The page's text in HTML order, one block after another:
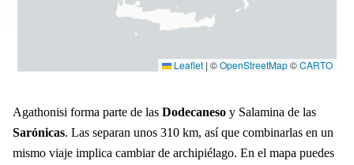
Leaflet | ©OpenStreetMap©CARTO
Agathonisi forma parte de las Dodecaneso y Salamina de las
Sarónicas. Las separan unos 310 km, así que combinarlas en un
mismo viaje implica cambiar de archipiélago. En el mapa puedes